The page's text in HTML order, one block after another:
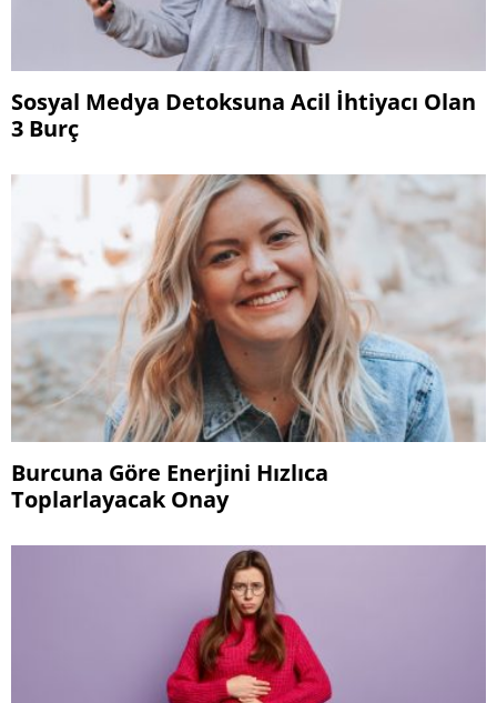
Sosyal Medya Detoksuna Acil İhtiyacı Olan
3 Burç
Burcuna Göre Enerjini Hızlıca
Toplarlayacak Onay